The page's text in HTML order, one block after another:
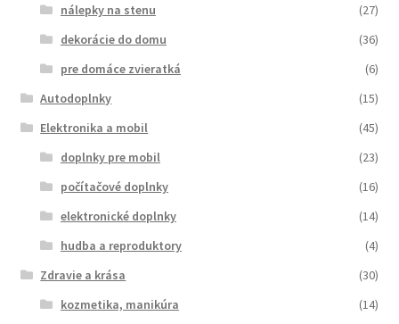
nálepky na stenu
(27)
dekorácie do domu
(36)
pre domáce zvieratká
(6)
Autodoplnky
(15)
Elektronika a mobil
(45)
doplnky pre mobil
(23)
počítačové doplnky
(16)
elektronické doplnky
(14)
hudba a reproduktory
(4)
Zdravie a krása
(30)
kozmetika, manikúra
(14)